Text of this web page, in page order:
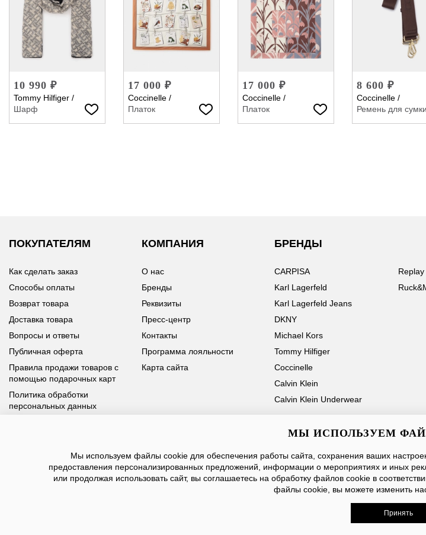
10 990 ₽
Tommy Hilfiger /
Шарф
17 000 ₽
Coccinelle /
Платок
17 000 ₽
Coccinelle /
Платок
8 600 ₽
Coccinelle /
Ремень для сумки
ПОКУПАТЕЛЯМ
Как сделать заказ
Способы оплаты
Возврат товара
Доставка товара
Вопросы и ответы
Публичная оферта
Правила продажи товаров с
помощью подарочных карт
Политика обработки
персональных данных
КОМПАНИЯ
О нас
Бренды
Реквизиты
Пресс-центр
Контакты
Программа лояльности
Карта сайта
БРЕНДЫ
CARPISA
Karl Lagerfeld
Karl Lagerfeld Jeans
DKNY
Michael Kors
Tommy Hilfiger
Coccinelle
Calvin Klein
Calvin Klein Underwear
Replay
У вас возникли вопросы?
Позвоните нам по телефону8 800 100 93 39или заполните
форму, мы обязательно с вами свяжемся
Ваше имя
Нажимая на кнопку «Отправить», вы
2026 ©BNSGroup — интернет-магазин модной одежды, обуви и аксессуаров. Все
МЫ ИСПОЛЬЗУЕМ
Мы используем файлы cookie для обеспечения работы сайта, сохранения ваших
предоставления персонализированных предложений, информации о мероприятиях и иных
или продолжая использовать сайт, вы соглашаетесь на обработку файлов cookie в
файлы cookie, вы можете изменить
Принять